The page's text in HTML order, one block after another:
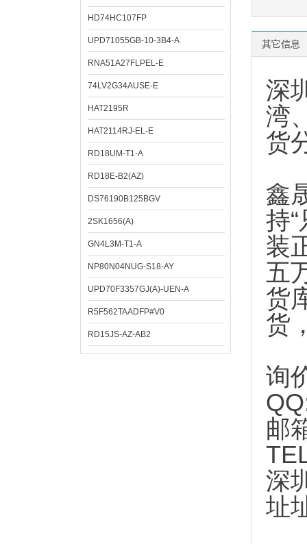
HD74HC107FP
UPD71055GB-10-3B4-A
RNA51A27FLPEL-E
74LV2G34AUSE-E
HAT2195R
HAT2114RJ-EL-E
RD18UM-T1-A
RD18E-B2(AZ)
DS76190B125BGV
2SK1656(A)
GN4L3M-T1-A
NP80N04NUG-S18-AY
UPD70F3357GJ(A)-UEN-A
R5F562TAADFP#V0
RD15JS-AZ-AB2
其它信息
深
湾
货
鑫
持
装
五
货
货
询
邮
深
址